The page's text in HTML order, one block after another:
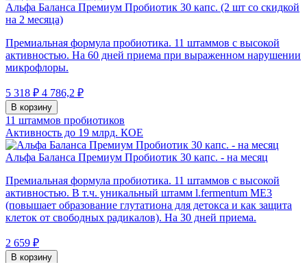
Альфа Баланса Премиум Пробиотик 30 капс. (2 шт со скидкой
на 2 месяца)
Премиальная формула пробиотика. 11 штаммов с высокой
активностью. На 60 дней приема при выраженном нарушении
микрофлоры.
5 318 ₽ 4 786,2 ₽
В корзину
11 штаммов пробиотиков
Активность до 19 млрд. КОЕ
Альфа Баланса Премиум Пробиотик 30 капс. - на месяц
Премиальная формула пробиотика. 11 штаммов с высокой
активностью. В т.ч. уникальный штамм l.fermentum МЕ3
(повышает образование глутатиона для детокса и как защита
клеток от свободных радикалов). На 30 дней приема.
2 659 ₽
В корзину